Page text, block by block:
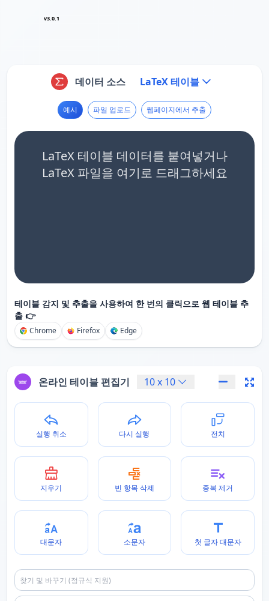
v3.0.1
데이터 소스 LaTeX 테이블
예시 파일 업로드 웹페이지에서 추출
LaTeX 테이블 데이터를 붙여넣거나
LaTeX 파일을 여기로 드래그하세요
테이블 감지 및 추출을 사용하여 한 번의 클릭으로 웹 테이블 추
출 👉
Chrome Firefox Edge
온라인 테이블 편집기 10x 10
실행 취소 다시 실행 전치
지우기 빈 항목 삭제 중복 제거
대문자 소문자 첫 글자 대문자